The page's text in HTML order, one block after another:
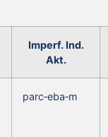
Imperf. Ind.
Akt.
parc‑eba‑m